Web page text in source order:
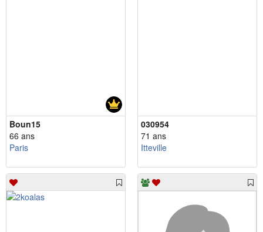
Boun15
66 ans
Paris
030954
71 ans
Itteville